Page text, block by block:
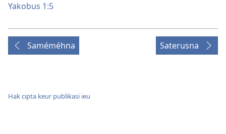
Yakobus 1:5
Saméméhna Saterusna
Hak cipta keur publikasi ieu